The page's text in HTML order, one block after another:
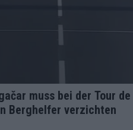
muss bei der Tour
Berghelfer verzichten